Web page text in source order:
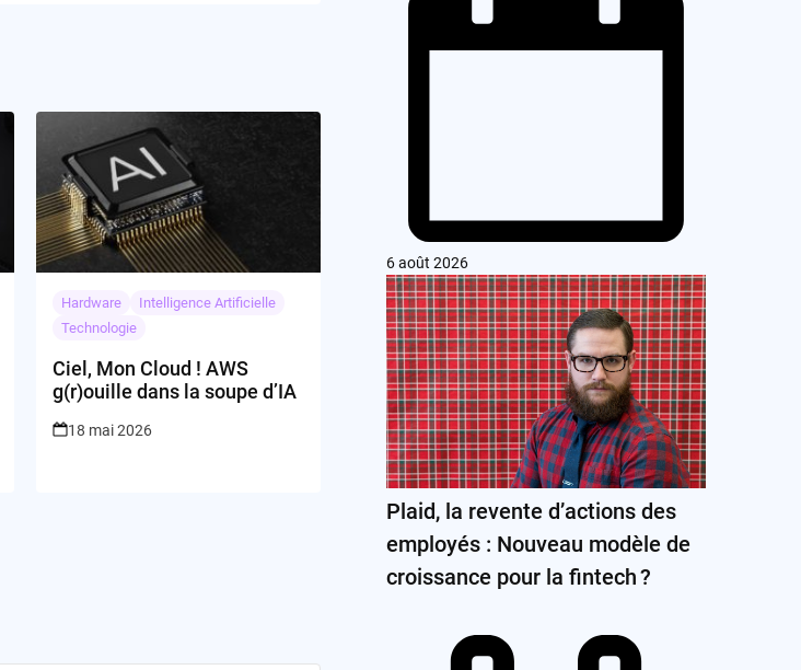
Hardware
Intelligence Artificielle
Technologie
Ciel, Mon Cloud ! AWS
g(r)ouille dans la soupe d’IA
18 mai 2026
6 août 2026
Plaid, la revente d’actions des
employés : Nouveau modèle de
croissance pour la fintech ?